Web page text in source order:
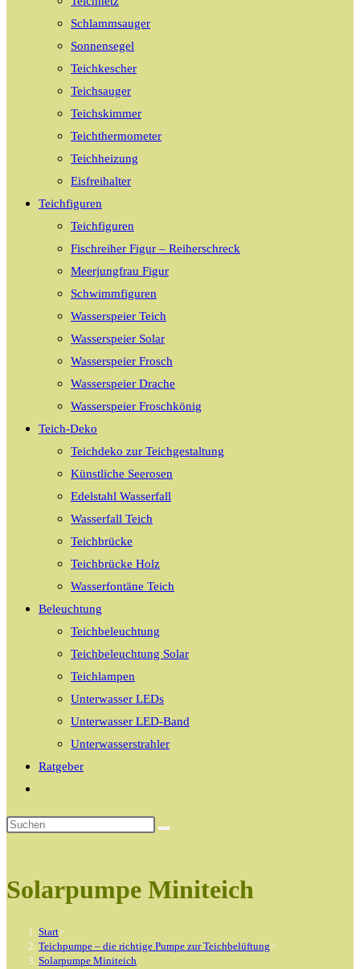
Schlammsauger
Sonnensegel
Teichkescher
Teichsauger
Teichskimmer
Teichthermometer
Teichheizung
Eisfreihalter
Teichfiguren
Teichfiguren
Fischreiher Figur – Reiherschreck
Meerjungfrau Figur
Schwimmfiguren
Wasserspeier Teich
Wasserspeier Solar
Wasserspeier Frosch
Wasserspeier Drache
Wasserspeier Froschkönig
Teich-Deko
Teichdeko zur Teichgestaltung
Künstliche Seerosen
Edelstahl Wasserfall
Wasserfall Teich
Teichbrücke
Teichbrücke Holz
Wasserfontäne Teich
Beleuchtung
Teichbeleuchtung
Teichbeleuchtung Solar
Teichlampen
Unterwasser LEDs
Unterwasser LED-Band
Unterwasserstrahler
Ratgeber
umschalten
Solarpumpe Miniteich
Start>
Teichpumpe – die richtige Pumpe zur Teichbelüftung>
Solarpumpe Miniteich